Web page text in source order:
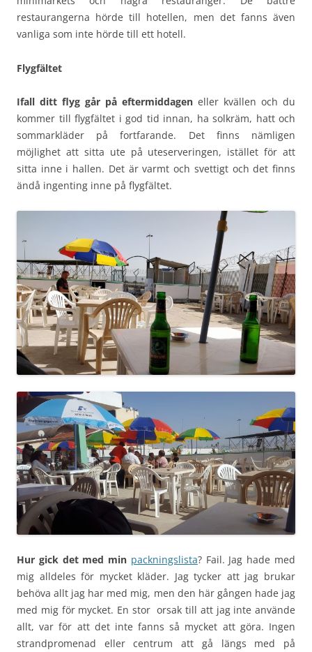
restaurangerna hörde till hotellen, men det fanns även
vanliga som inte hörde till ett hotell.
Flygfältet
Ifall ditt flyg går på eftermiddagen eller kvällen och du
kommer till flygfältet i god tid innan, ha solkräm, hatt och
sommarkläder på fortfarande. Det finns nämligen
möjlighet att sitta ute på uteserveringen, istället för att
sitta inne i hallen. Det är varmt och svettigt och det finns
ändå ingenting inne på flygfältet.
Hur gick det med min packningslista? Fail. Jag hade med
mig alldeles för mycket kläder. Jag tycker att jag brukar
behöva allt jag har med mig, men den här gången hade jag
med mig för mycket. En stor orsak till att jag inte använde
allt, var för att det inte fanns så mycket att göra. Ingen
strandpromenad eller centrum att gå längs med på